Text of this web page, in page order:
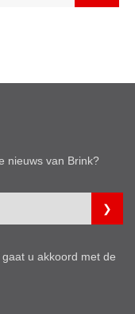
nieuws van Brink?
u akkoord met de